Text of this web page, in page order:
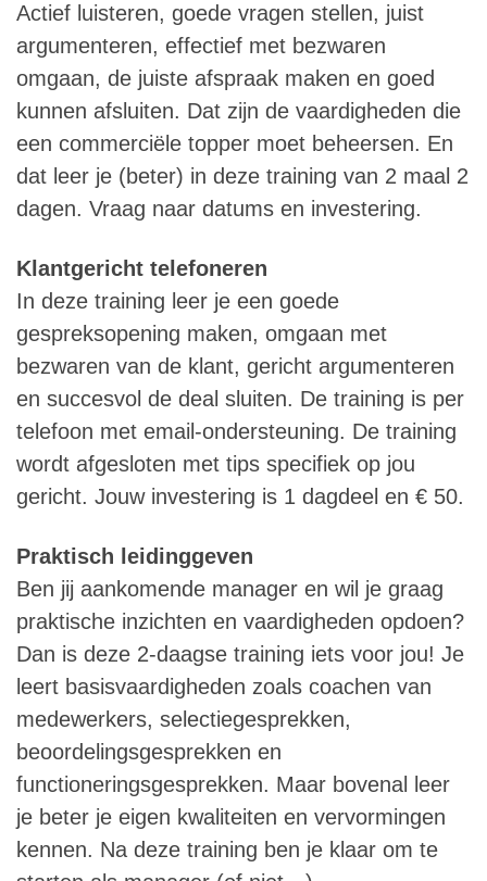
Actief luisteren, goede vragen stellen, juist
argumenteren, effectief met bezwaren
omgaan, de juiste afspraak maken en goed
kunnen afsluiten. Dat zijn de vaardigheden die
een commerciële topper moet beheersen. En
dat leer je (beter) in deze training van 2 maal 2
dagen. Vraag naar datums en investering.
Klantgericht telefoneren
In deze training leer je een goede
gespreksopening maken, omgaan met
bezwaren van de klant, gericht argumenteren
en succesvol de deal sluiten. De training is per
telefoon met email-ondersteuning. De training
wordt afgesloten met tips specifiek op jou
gericht. Jouw investering is 1 dagdeel en € 50.
Praktisch leidinggeven
Ben jij aankomende manager en wil je graag
praktische inzichten en vaardigheden opdoen?
Dan is deze 2-daagse training iets voor jou! Je
leert basisvaardigheden zoals coachen van
medewerkers, selectiegesprekken,
beoordelingsgesprekken en
functioneringsgesprekken. Maar bovenal leer
je beter je eigen kwaliteiten en vervormingen
kennen. Na deze training ben je klaar om te